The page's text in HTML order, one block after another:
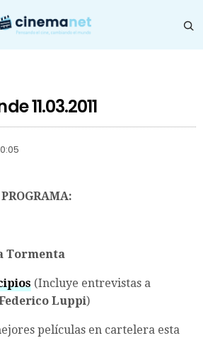
11.03.2011
Tormenta
(Incluye entrevistas a
Luppi)
películas en cartelera esta